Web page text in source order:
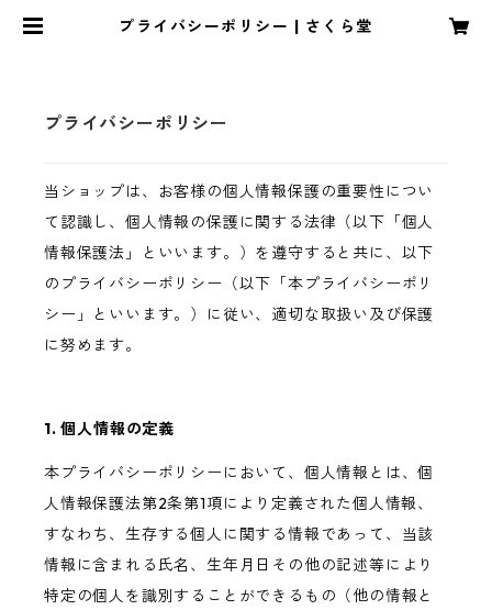
プライバシーポリシー | さくら堂
プライバシーポリシー
当ショップは、お客様の個人情報保護の重要性につい
て認識し、個人情報の保護に関する法律（以下「個人
情報保護法」といいます。）を遵守すると共に、以下
のプライバシーポリシー（以下「本プライバシーポリ
シー」といいます。）に従い、適切な取扱い及び保護
に努めます。
1. 個人情報の定義
本プライバシーポリシーにおいて、個人情報とは、個
人情報保護法第2条第1項により定義された個人情報、
すなわち、生存する個人に関する情報であって、当該
情報に含まれる氏名、生年月日その他の記述等により
特定の個人を識別することができるもの（他の情報と